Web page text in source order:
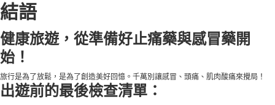
結語
健康旅遊，從準備好止痛藥與感冒藥開
始！
旅行是為了放鬆，是為了創造美好回憶。千萬別讓感冒、頭痛、肌肉酸痛來攪局！
出遊前的最後檢查清單：